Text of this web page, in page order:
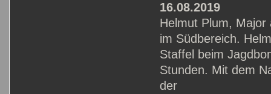
16.08.2019
Helmut Plum,
im Südbereich.
Staffel beim
Stunden. Mit dem
der